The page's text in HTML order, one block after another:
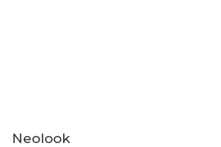
Neolook